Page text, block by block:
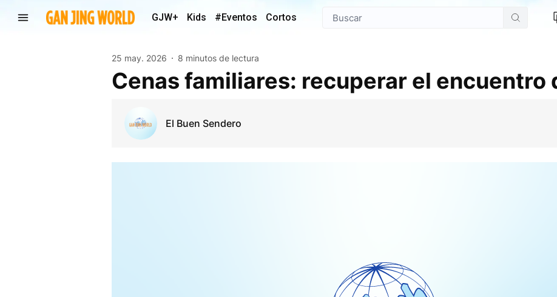
GJW+ Kids #Eventos Cortos
25 may. 2026 8 minutos de lectura
Cenas familiares: recuperar el encuentro
El Buen Sendero